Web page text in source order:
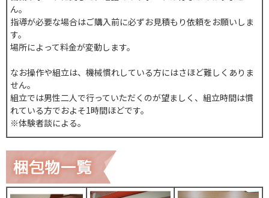
ん。
指導が必要な場合はご購入前に必ずお見積もり依頼をお願いしま
す。
場所によって料金が変動します。
なお操作や組立は、機械慣れしている方にはさほど難しくありま
せん。
組立では男性二人で行っていただくのが望ましく、組立時間は慣
れている方でおよそ1時間ほどです。
※体験者談による。